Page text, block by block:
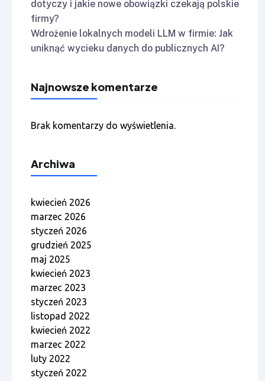
dotyczy i jakie nowe obowiązki czekają polskie
firmy?
Wdrożenie lokalnych modeli LLM w firmie: Jak
uniknąć wycieku danych do publicznych AI?
Najnowsze komentarze
Brak komentarzy do wyświetlenia.
Archiwa
kwiecień 2026
marzec 2026
styczeń 2026
grudzień 2025
maj 2025
kwiecień 2023
marzec 2023
styczeń 2023
listopad 2022
kwiecień 2022
marzec 2022
luty 2022
styczeń 2022